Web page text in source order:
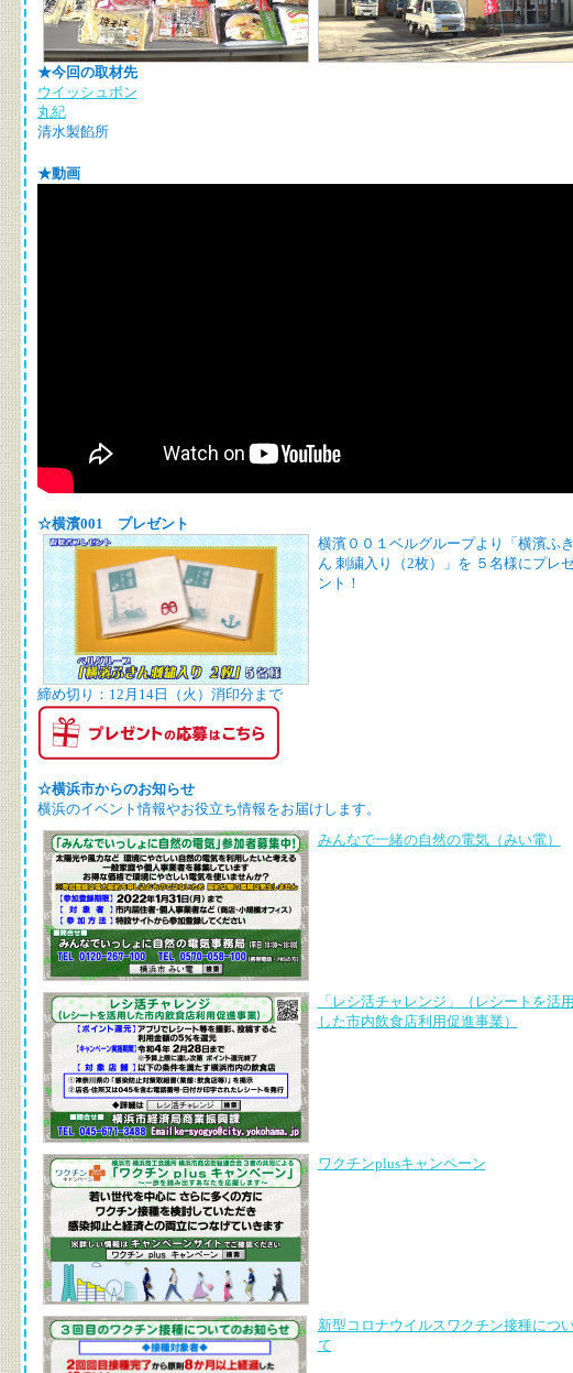
★今回の取材先
ウイッシュボン
丸紀
清水製餡所
★動画
☆横濱001 プレゼント
横濱００１ベルグループより「横濱ふき
ん 刺繍入り（2枚）」を ５名様にプレ
ント！
締め切り：12月14日（火）消印分まで
☆横浜市からのお知らせ
横浜のイベント情報やお役立ち情報をお届けします。
みんなで一緒の自然の電気（みい電）
「レシ活チャレンジ」（レシートを活用
した市内飲食店利用促進事業）
ワクチンplusキャンペーン
新型コロナウイルスワクチン接種につ
て